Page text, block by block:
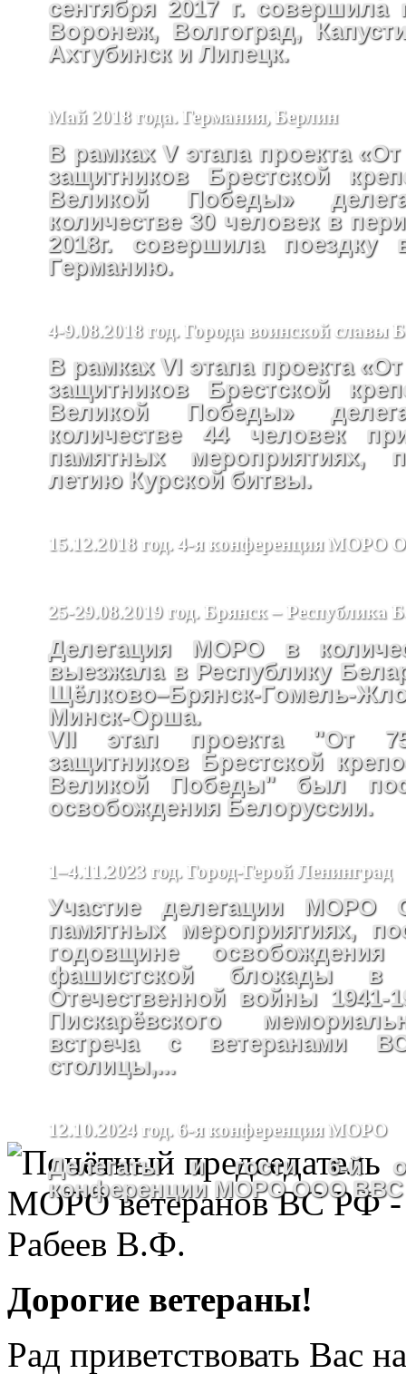
сентября 2017 г. совершила
Воронеж, Волгоград,
Ахтубинск и Липецк.
Май 2018 года. Германия, Берлин
В рамках V этапа проекта
защитников Брестской
Великой Победы»
количестве 30 человек в
2018г. совершила
Германию.
4-9.08.2018 год. Города воинской славы
В рамках VI этапа проекта
защитников Брестской
Великой Победы»
количестве 44 человек
памятных мероприятиях,
летию Курской битвы.
15.12.2018 год. 4-я конференция
25-29.08.2019 год. Брянск – Республика
Делегация МОРО в
выезжала в Республику
Щёлково–Брянск-Гомель-
Минск-Орша.
VII этап проекта "От
защитников Брестской
Великой Победы" был
освобождения Белоруссии.
1–4.11.2023 год. Город-Герой Ленинград
Участие делегации
памятных мероприятиях,
годовщине
фашистской блокады в
Отечественной войны 1941-
Пискарёвского
встреча с ветеранами
столицы,...
12.10.2024 год. 6-я конференция МОРО
Делегаты и гости 6-й
конференции МОРО ООО
Дорогие ветераны!
Рад приветствовать Вас